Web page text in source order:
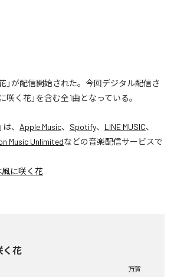
」が配信開始された。今回デジタル配信さ
咲く花」を含む全1曲となっている。
」は、 Apple Music、 Spotify、 LINE MUSIC、
Music Unlimitedなどの音楽配信サービスで
に咲く花
く花
万賀